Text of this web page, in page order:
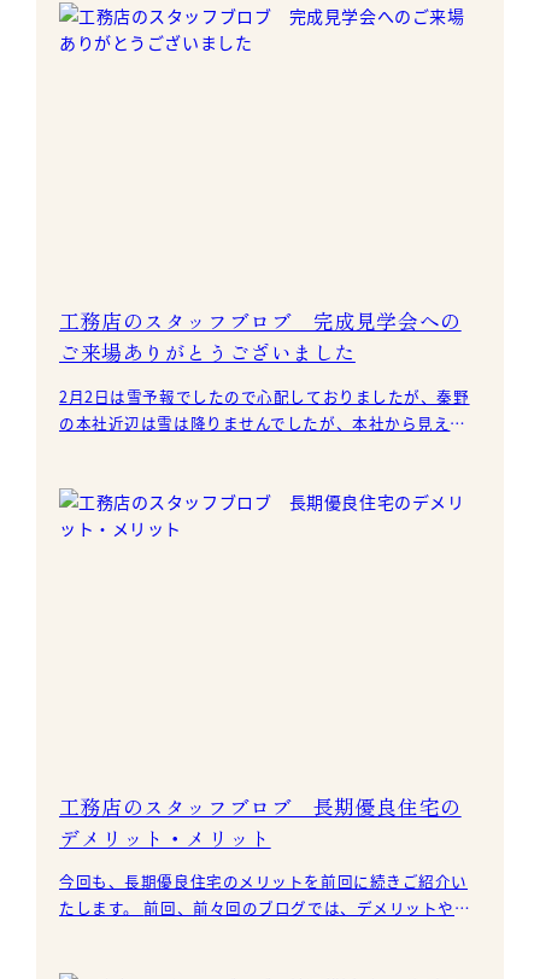
工務店のスタッフブロブ 完成見学会への
ご来場ありがとうございました
2月2日は雪予報でしたので心配しておりましたが、秦野
の本社近辺は雪は降りませんでしたが、本社から見える
工務店のスタッフブロブ 長期優良住宅の
デメリット・メリット
今回も、長期優良住宅のメリットを前回に続きご紹介い
たします。 前回、前々回のブログでは、デメリットやメ